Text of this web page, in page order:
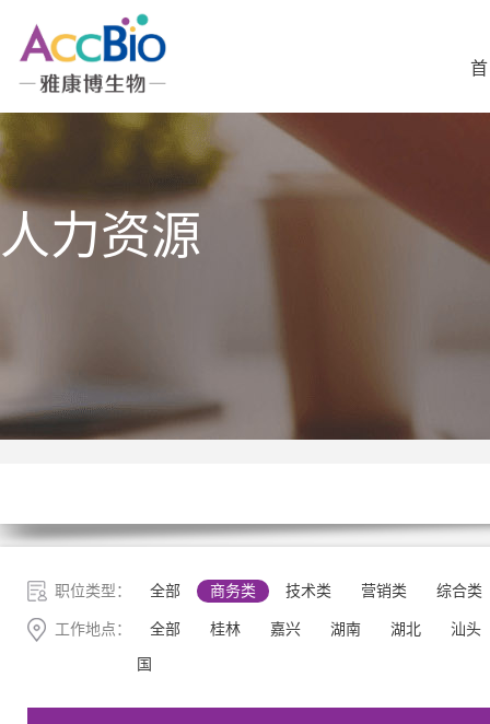
人力资源
职位类型： 全部 商务类 技术类 营销类 综合类
工作地点： 全部 桂林 嘉兴 湖南 湖北 汕头
国